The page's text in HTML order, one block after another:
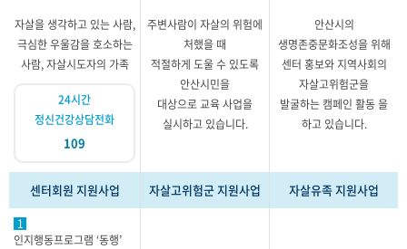
자살을 생각하고 있는 사람,
극심한 우울감을 호소하는
사람, 자살시도자의 가족
24시간
정신건강상담전화
109
주변사람이 자살의 위험에
처했을 때
적절하게 도울 수 있도록
안산시민을
대상으로 교육 사업을
실시하고 있습니다.
안산시의
생명존중문화조성을 위해
센터 홍보와 지역사회의
자살고위험군을
발굴하는 캠페인 활동 을
하고 있습니다.
센터회원 지원사업 자살고위험군 지원사업 자살유족 지원사업
1
인지행동프로그램 ‘동행’